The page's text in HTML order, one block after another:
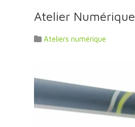
Atelier
Ateliers numérique